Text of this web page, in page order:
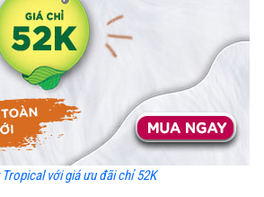
với giá ưu đãi chỉ 52K